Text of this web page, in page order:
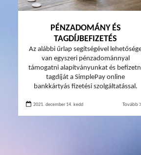
PÉNZADOMÁNY ÉS
TAGDÍJBEFIZETÉS
Az alábbi űrlap segítségével
van egyszeri pénzadománnyal
támogatni alapítványunkat és
tagdíját a SimplePay online
bankkártyás fizetési szolgáltatással.
2021. december 14. kedd Tovább